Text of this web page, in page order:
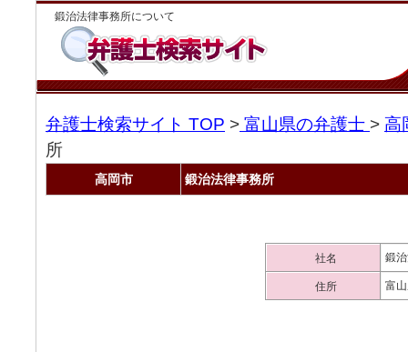
鍛治法律事務所について
弁護士検索サイト TOP > 富山県の弁護士 > 高
所
高岡市 鍛治法律事務所
社名 鍛
住所 富